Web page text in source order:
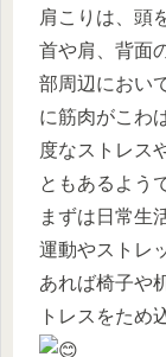
肩こりは、頭
首や肩、背面
部周辺におい
に筋肉がこわ
度なストレス
ともあるよう
まずは日常生
運動やストレ
あれば椅子や
トレスをため